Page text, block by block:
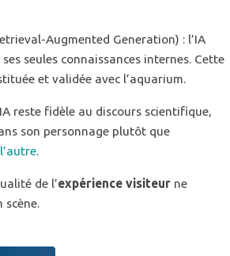
Augmented Generation) : l’IA
seules connaissances internes. Cette
et validée avec l’aquarium.
reste fidèle au discours scientifique,
son personnage plutôt que
.
de l’expérience visiteur ne
scène.